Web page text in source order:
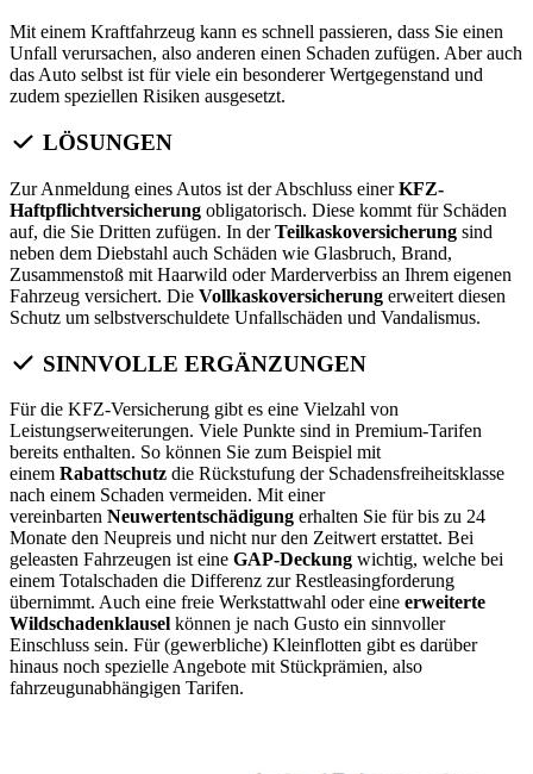
Mit einem Kraftfahrzeug kann es schnell passieren, dass Sie einen
Unfall verursachen, also anderen einen Schaden zufügen. Aber auch
das Auto selbst ist für viele ein besonderer Wertgegenstand und
zudem speziellen Risiken ausgesetzt.
LÖSUNGEN
Zur Anmeldung eines Autos ist der Abschluss einerKFZ-
Haftpflichtversicherung obligatorisch. Diese kommt für Schäden
auf, die Sie Dritten zufügen. In derTeilkaskoversicherung sind
neben dem Diebstahl auch Schäden wie Glasbruch, Brand,
Zusammenstoß mit Haarwild oder Marderverbiss an Ihrem eigenen
Fahrzeug versichert. Die Vollkaskoversicherung erweitert diesen
Schutz um selbstverschuldete Unfallschäden und Vandalismus.
SINNVOLLE ERGÄNZUNGEN
Für die KFZ-Versicherung gibt es eine Vielzahl von
Leistungserweiterungen. Viele Punkte sind in Premium-Tarifen
bereits enthalten. So können Sie zum Beispiel mit
einem Rabattschutz die Rückstufung der Schadensfreiheitsklasse
nach einem Schaden vermeiden. Mit einer
vereinbarten Neuwertentschädigung erhalten Sie für bis zu 24
Monate den Neupreis und nicht nur den Zeitwert erstattet. Bei
geleasten Fahrzeugen ist eine GAP-Deckung wichtig, welche bei
einem Totalschaden die Differenz zur Restleasingforderung
übernimmt. Auch eine freie Werkstattwahl oder eine erweiterte
Wildschadenklausel können je nach Gusto ein sinnvoller
Einschluss sein. Für (gewerbliche) Kleinflotten gibt es darüber
hinaus noch spezielle Angebote mit Stückprämien, also
fahrzeugunabhängigen Tarifen.